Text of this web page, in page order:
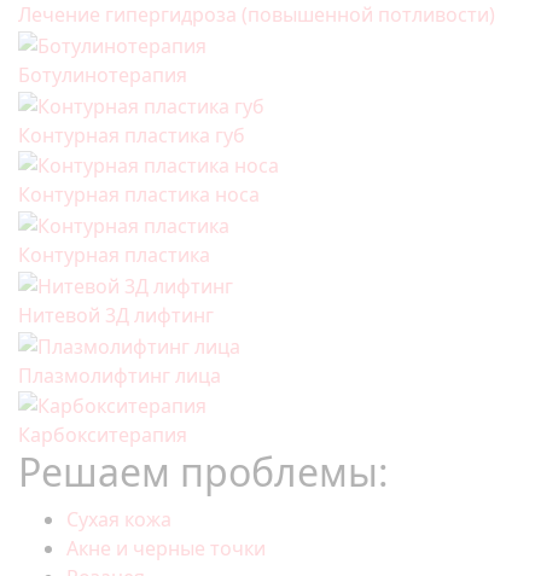
Лечение гипергидроза (повышенной потливости)
Ботулинотерапия
Контурная пластика губ
Контурная пластика носа
Контурная пластика
Нитевой 3Д лифтинг
Плазмолифтинг лица
Карбокситерапия
Решаем проблемы:
Сухая кожа
Акне и черные точки